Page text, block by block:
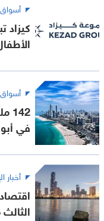
أسواق
كيزاد
الأطفال بـ150
أسواق
في
أخبار
الثالث